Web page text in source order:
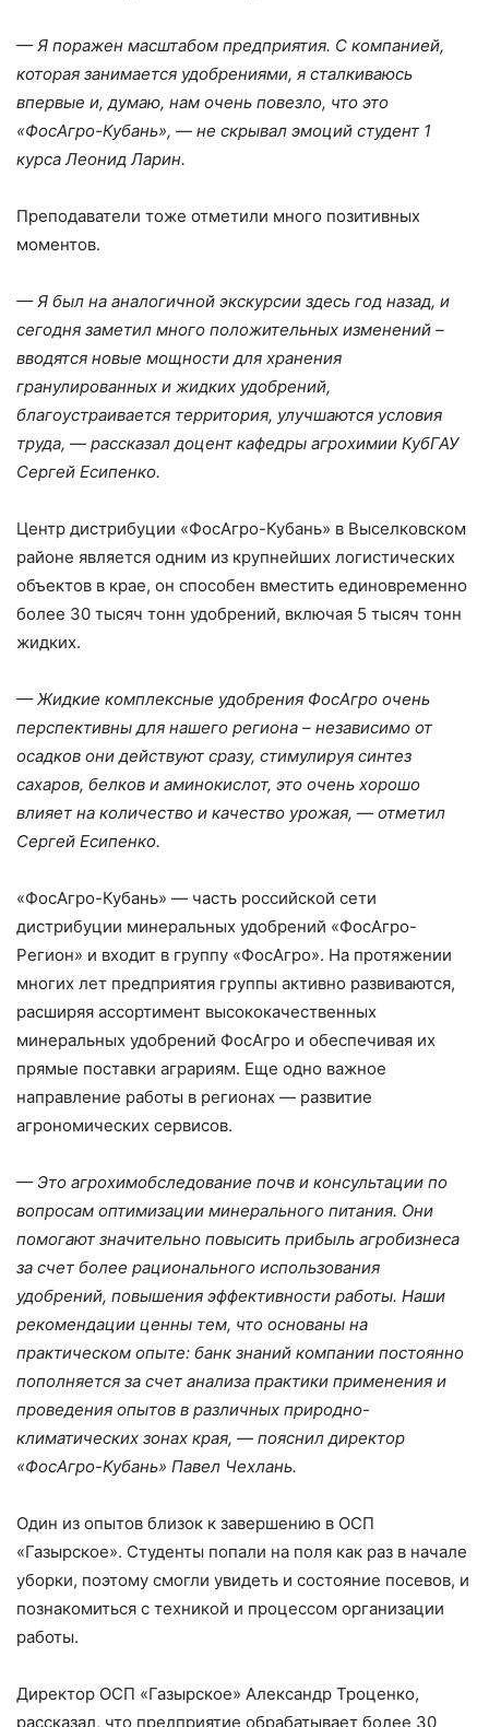
— Я поражен масштабом предприятия. С компанией,
которая занимается удобрениями, я сталкиваюсь
впервые и, думаю, нам очень повезло, что это
«ФосАгро-Кубань», — не скрывал эмоций студент 1
курса Леонид Ларин.
Преподаватели тоже отметили много позитивных
моментов.
— Я был на аналогичной экскурсии здесь год назад, и
сегодня заметил много положительных изменений –
вводятся новые мощности для хранения
гранулированных и жидких удобрений,
благоустраивается территория, улучшаются условия
труда, — рассказал доцент кафедры агрохимии КубГАУ
Сергей Есипенко.
Центр дистрибуции «ФосАгро-Кубань» в Выселковском
районе является одним из крупнейших логистических
объектов в крае, он способен вместить единовременно
более 30 тысяч тонн удобрений, включая 5 тысяч тонн
жидких.
— Жидкие комплексные удобрения ФосАгро очень
перспективны для нашего региона – независимо от
осадков они действуют сразу, стимулируя синтез
сахаров, белков и аминокислот, это очень хорошо
влияет на количество и качество урожая, — отметил
Сергей Есипенко.
«ФосАгро-Кубань» — часть российской сети
дистрибуции минеральных удобрений «ФосАгро-
Регион» и входит в группу «ФосАгро». На протяжении
многих лет предприятия группы активно развиваются,
расширяя ассортимент высококачественных
минеральных удобрений ФосАгро и обеспечивая их
прямые поставки аграриям. Еще одно важное
направление работы в регионах — развитие
агрономических сервисов.
— Это агрохимобследование почв и консультации по
вопросам оптимизации минерального питания. Они
помогают значительно повысить прибыль агробизнеса
за счет более рационального использования
удобрений, повышения эффективности работы. Наши
рекомендации ценны тем, что основаны на
практическом опыте: банк знаний компании постоянно
пополняется за счет анализа практики применения и
проведения опытов в различных природно-
климатических зонах края, — пояснил директор
«ФосАгро-Кубань» Павел Чехлань.
Один из опытов близок к завершению в ОСП
«Газырское». Студенты попали на поля как раз в начале
уборки, поэтому смогли увидеть и состояние посевов, и
познакомиться с техникой и процессом организации
работы.
Директор ОСП «Газырское» Александр Троценко,
рассказал, что предприятие обрабатывает более 30